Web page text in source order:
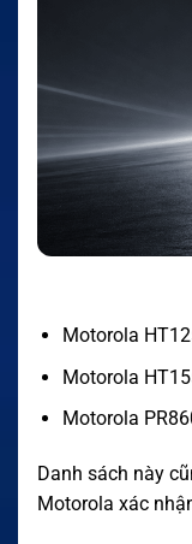
Motorola
Motorola
Motorola
Danh sách này
Motorola xác